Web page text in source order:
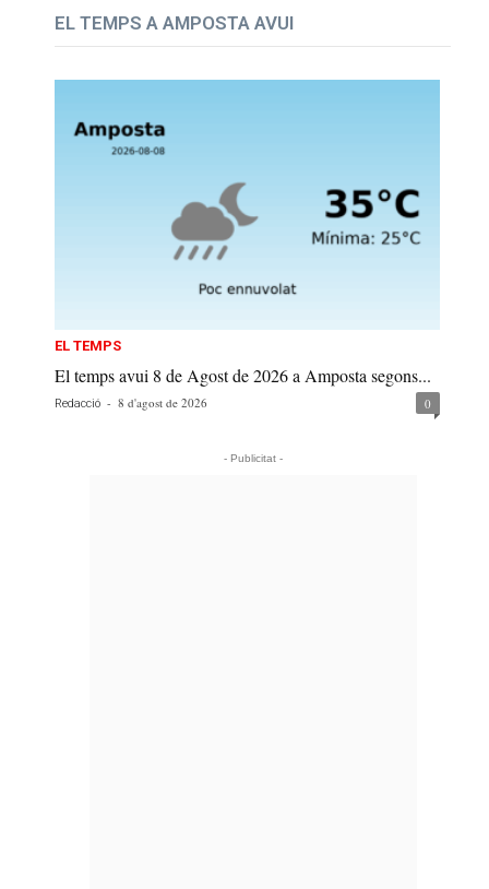
EL TEMPS A AMPOSTA AVUI
EL TEMPS
El temps avui 8 de Agost de 2026 a Amposta segons...
Redacció - 8 d'agost de 2026 0
- Publicitat -